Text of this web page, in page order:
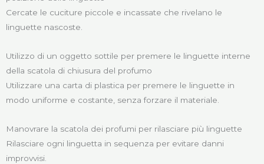
Cercate le cuciture piccole e incassate che rivelano le
linguette nascoste.
Utilizzo di un oggetto sottile per premere le linguette interne
della scatola di chiusura del profumo
Utilizzare una carta di plastica per premere le linguette in
modo uniforme e costante, senza forzare il materiale.
Manovrare la scatola dei profumi per rilasciare più linguette
Rilasciare ogni linguetta in sequenza per evitare danni
improvvisi.